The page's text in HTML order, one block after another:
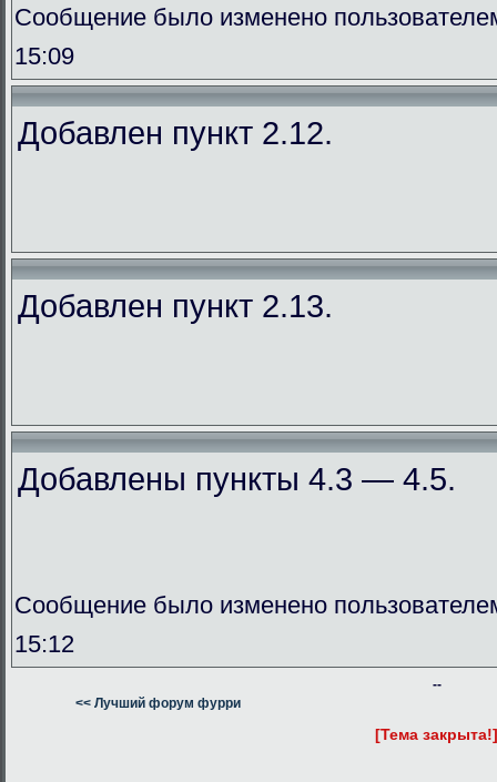
Сообщение было изменено
15:09
Добавлен пункт 2.12.
Добавлен пункт 2.13.
Добавлены пункты 4.3 — 4.5.
Сообщение было изменено
15:12
--
<< Лучший форум фурри
[Тема